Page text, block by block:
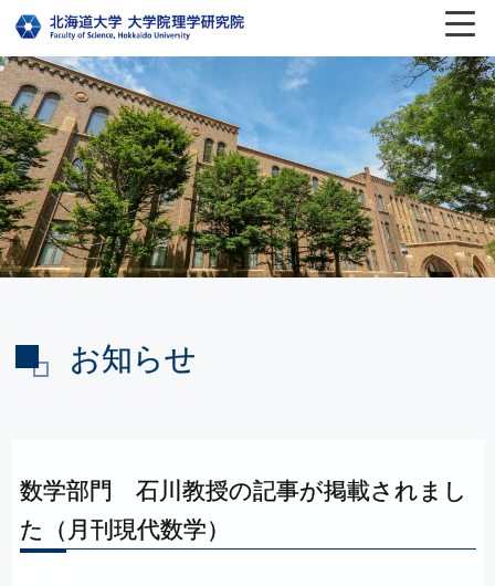
お知らせ
数学部門 石川教授の記事が掲載されまし
た
（月刊現代数学）